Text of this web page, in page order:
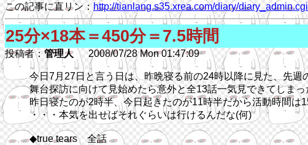
この記事に直リン： http://tianlang.s35.xrea.com/diary/
25分×18本＝450分＝7.5時間
投稿者： 管理人 2008/07/28 Mon 01:47:09
今日7月27日と言う日は、昨晩寝る前の24時以降に見た、先
舞台探訪に向けて見始めたら意外と全13話一気見できてしま
昨日寝たのが2時半、今日起きたのが11時半だから活動時間
・・・本気を出せばそれぐらいは行けるんだな(何)
◆true tears 全話